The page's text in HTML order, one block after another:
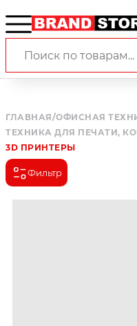
ГЛАВНАЯ/ОФИСНАЯ
ТЕХНИКА ДЛЯ ПЕЧАТИ,
3D ПРИНТЕРЫ
Фильтр